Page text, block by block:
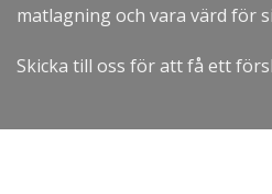
matlagning och vara värd för
Skicka till oss för att få ett